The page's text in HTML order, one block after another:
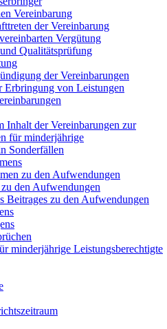
Vereinbarung
der Vereinbarung
Vergütung
Qualitätsprüfung
der Vereinbarungen
Erbringung von Leistungen
Inhalt der Vereinbarungen zur
für minderjährige
Sonderfällen
zu den Aufwendungen
den Aufwendungen
Beitrages zu den Aufwendungen
minderjährige Leistungsberechtigte